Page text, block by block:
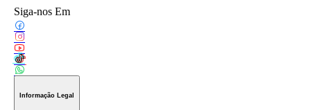
Siga-nos Em
Informação Legal